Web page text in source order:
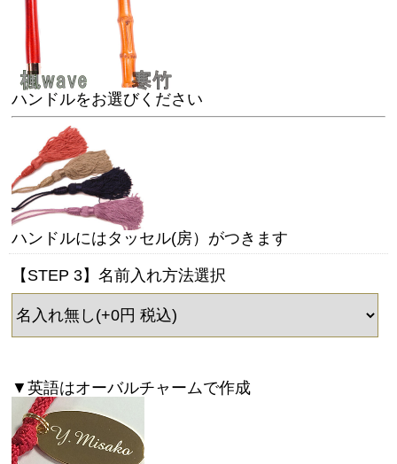
ハンドルをお選びください
ハンドルにはタッセル(房）がつきます
【STEP 3】名前入れ方法選択
▼英語はオーバルチャームで作成